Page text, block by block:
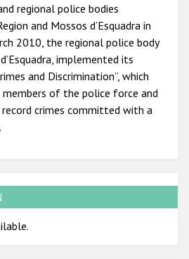
regional police bodies
and Mossos d’Esquadra in
2010, the regional police body
implemented its
and Discrimination”, which
of the police force and
crimes committed with a